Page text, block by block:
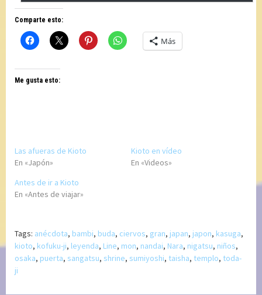
correo
electrónico
Comparte esto:
Más
Me gusta esto:
Las afueras de Kioto
En «Japón»
Kioto en vídeo
En «Videos»
Antes de ir a Kioto
En «Antes de viajar»
Tags: anécdota, bambi, buda, ciervos, gran, japan, japon, kasuga,
kioto, kofuku-ji, leyenda, Line, mon, nandai, Nara, nigatsu, niños,
osaka, puerta, sangatsu, shrine, sumiyoshi, taisha, templo, toda-
ji